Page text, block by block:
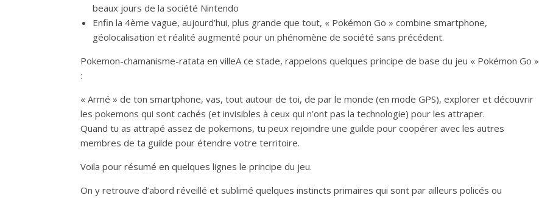
beaux jours de la société Nintendo
Enfin la 4ème vague, aujourd’hui, plus grande que tout, « Pokémon Go » combine smartphone,
géolocalisation et réalité augmenté pour un phénomène de société sans précédent.
Pokemon-chamanisme-ratata en villeA ce stade, rappelons quelques principe de base du jeu « Pokémon Go »
:
« Armé » de ton smartphone, vas, tout autour de toi, de par le monde (en mode GPS), explorer et découvrir
les pokemons qui sont cachés (et invisibles à ceux qui n’ont pas la technologie) pour les attraper.
Quand tu as attrapé assez de pokemons, tu peux rejoindre une guilde pour coopérer avec les autres
membres de ta guilde pour étendre votre territoire.
Voila pour résumé en quelques lignes le principe du jeu.
On y retrouve d’abord réveillé et sublimé quelques instincts primaires qui sont par ailleurs policés ou